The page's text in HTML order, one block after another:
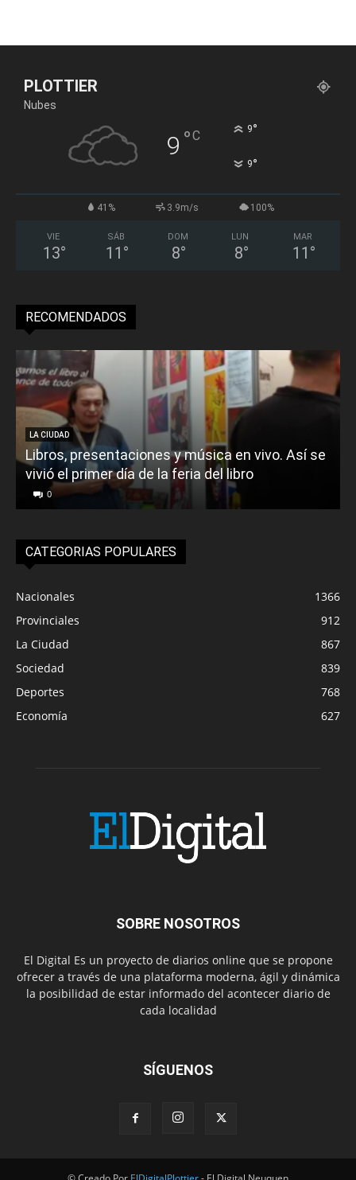
PLOTTIER
Nubes
9 °C 9°
9°
41% 3.9m/s 100%
VIE
13°
SÁB
11 °
DOM
8°
LUN
8°
MAR
11 °
RECOMENDADOS
LA CIUDAD
Libros, presentaciones y música en vivo. Así se
vivió el primer día de la feria del libro
0
CATEGORIAS POPULARES
Nacionales
1366
Provinciales
912
La Ciudad
867
Sociedad
839
Deportes
768
Economía
627
SOBRE NOSOTROS
El Digital Es un proyecto de diarios online que se propone
ofrecer a través de una plataforma moderna, ágil y dinámica
la posibilidad de estar informado del acontecer diario de
cada localidad
SÍGUENOS